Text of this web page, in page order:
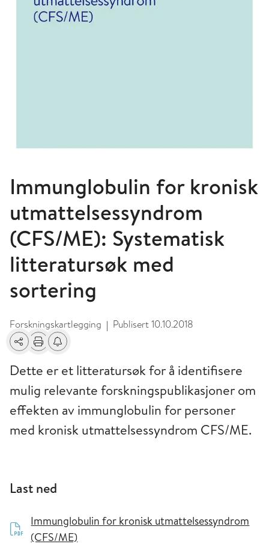
Immunglobulin for kronisk
utmattelsessyndrom
(CFS/ME): Systematisk
litteratursøk med
sortering
Forskningskartlegging | Publisert10.10.2018
Del Skriv utFå varsel om endringer
Dette er et litteratursøk for å identifisere
mulig relevante forskningspublikasjoner om
effekten av immunglobulin for personer
med kronisk utmattelsessyndrom CFS/ME.
Last ned
Immunglobulin for kronisk utmattelsessyndrom
(CFS/ME)